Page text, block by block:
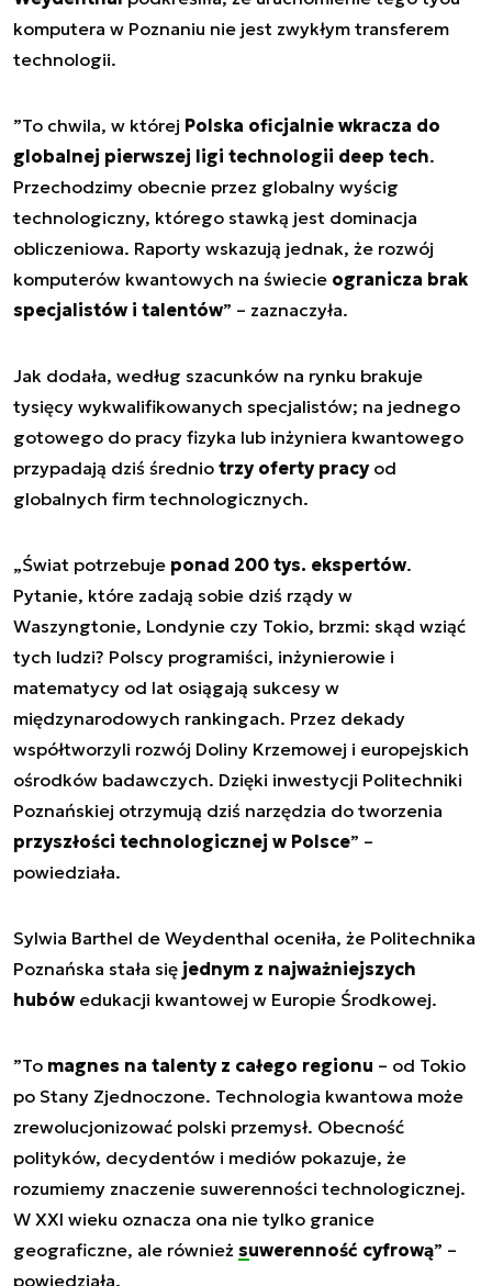
komputera w Poznaniu nie jest zwykłym transferem
technologii.
”To chwila, w której Polska oficjalnie wkracza do
globalnej pierwszej ligi technologii deep tech.
Przechodzimy obecnie przez globalny wyścig
technologiczny, którego stawką jest dominacja
obliczeniowa. Raporty wskazują jednak, że rozwój
komputerów kwantowych na świecie ogranicza brak
specjalistów i talentów” – zaznaczyła.
Jak dodała, według szacunków na rynku brakuje
tysięcy wykwalifikowanych specjalistów; na jednego
gotowego do pracy fizyka lub inżyniera kwantowego
przypadają dziś średnio trzy oferty pracyod
globalnych firm technologicznych.
„Świat potrzebuje ponad 200 tys. ekspertów.
Pytanie, które zadają sobie dziś rządy w
Waszyngtonie, Londynie czy Tokio, brzmi: skąd wziąć
tych ludzi? Polscy programiści, inżynierowie i
matematycy od lat osiągają sukcesy w
międzynarodowych rankingach. Przez dekady
współtworzyli rozwój Doliny Krzemowej i europejskich
ośrodków badawczych. Dzięki inwestycji Politechniki
Poznańskiej otrzymują dziś narzędzia do tworzenia
przyszłości technologicznej w Polsce” –
powiedziała.
Sylwia Barthel de Weydenthal oceniła, że Politechnika
Poznańska stała się jednym z najważniejszych
hubów edukacji kwantowej w Europie Środkowej.
”To magnes na talenty z całego regionu – od Tokio
po Stany Zjednoczone. Technologia kwantowa może
zrewolucjonizować polski przemysł. Obecność
polityków, decydentów i mediów pokazuje, że
rozumiemy znaczenie suwerenności technologicznej.
W XXI wieku oznacza ona nie tylko granice
geograficzne, ale również suwerenność cyfrową” –
powiedziała.